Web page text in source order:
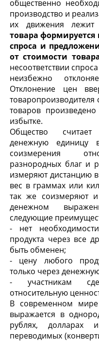
общественно
производство и
их движения лежит
товара
спроса и
от стоимости
несоответствии
неизбежно
Отклонение цен
товаропроизводителя
товаров
избытке.
Общество
денежную единицу
соизмерения
разнородных благ и
измеряют дистанцию
вес в граммах или
так же соизмеряют
денежном
следующие
- нет
продукта через все
быть обменен;
- цену любого
только через
- участникам
относительную
В современном мире
выражается в
рублях, долларах
переводимых